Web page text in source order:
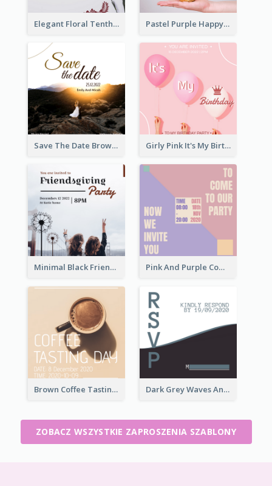
Elegant Floral Tenth Birthday Party Invitation Pastel Purple Happy Birthday Party Invitation
Save The Date Brown Marriage Invitation Girly Pink It's My Birthday Invitation
Minimal Black Friendsgiving Invitation Pink And Purple Come To our Party Invitation
Brown Coffee Tasting Day In December Invitation Dark Grey Waves And Curves Invitation
ZOBACZ WSZYSTKIE ZAPROSZENIA SZABLONY